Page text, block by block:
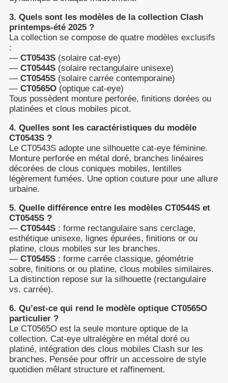
3. Quels sont les modèles de la collection Clash
printemps-été 2025 ?
La collection se compose de quatre modèles exclusifs
:
— CT0543S (solaire cat-eye)
— CT0544S (solaire rectangulaire unisexe)
— CT0545S (solaire carrée contemporaine)
— CT0565O (optique cat-eye)
Tous possèdent monture perforée, finitions dorées ou
platinées et clous mobiles picot.
4. Quelles sont les caractéristiques du modèle
CT0543S ?
Le CT0543S adopte une silhouette cat-eye féminine.
Monture perforée en métal doré, branches linéaires
décorées de clous coniques mobiles, lentilles
légèrement fumées. Une option couture pour une allure
urbaine.
5. Quelle différence entre les modèles CT0544S et
CT0545S ?
— CT0544S : forme rectangulaire sans cerclage,
esthétique unisexe, lignes épurées, finitions or ou
platine, clous mobiles sur les branches.
— CT0545S : forme carrée classique, géométrie
sobre, finitions or ou platine, clous mobiles similaires.
La distinction repose sur la silhouette (rectangulaire
vs. carrée).
6. Qu’est-ce qui rend le modèle optique CT0565O
particulier ?
Le CT0565O est la seule monture optique de la
collection. Cat-eye ultralégère en métal doré ou
platiné, intégration des clous mobiles Clash sur les
branches. Pensée pour offrir un accessoire de style
quotidien mêlant structure et raffinement.